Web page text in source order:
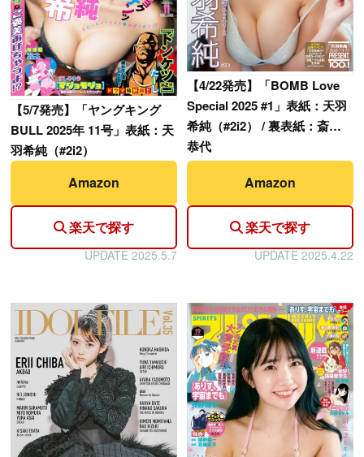
【5/7発売】「ヤングキング
BULL 2025年 11号」表紙：天
羽希純（#2i2）
Amazon
楽天で探す
UPDATE 2025.5.7
【4/22発売】「BOMB Love
Special 2025 #1」表紙：天羽
希純（#2i2） / 裏表紙：斎藤
恭代
Amazon
楽天で探す
UPDATE 2025.4.22